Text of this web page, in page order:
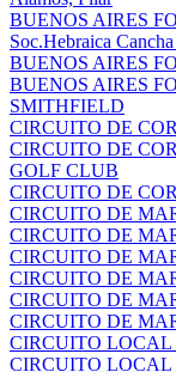
BUENOS AIRES
Soc.Hebraica
BUENOS AIRES
BUENOS AIRES
SMITHFIELD
CIRCUITO DE
CIRCUITO DE
GOLF CLUB
CIRCUITO DE
CIRCUITO DE
CIRCUITO DE
CIRCUITO DE
CIRCUITO DE
CIRCUITO DE
CIRCUITO DE
CIRCUITO
CIRCUITO